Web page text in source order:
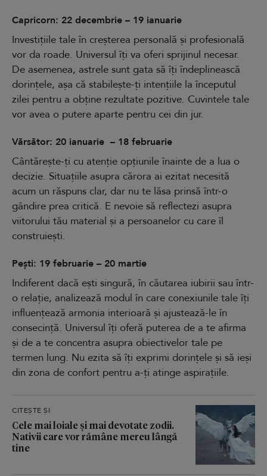
Capricorn: 22 decembrie – 19 ianuarie
Investițiile tale în creșterea personală și profesională
vor da roade. Universul îți va oferi sprijinul necesar.
De asemenea, astrele sunt gata să îți îndeplinească
dorințele, așa că stabilește-ți intențiile la începutul
zilei pentru a obține rezultate pozitive. Cuvintele tale
vor avea o putere aparte pentru cei din jur.
Vărsător: 20 ianuarie – 18 februarie
Cântărește-ți cu atenție opțiunile înainte de a lua o
decizie. Situațiile asupra cărora ai ezitat necesită
acum un răspuns clar, dar nu te lăsa prinsă într-o
gândire prea critică. E nevoie să reflectezi asupra
viitorului tău material și a persoanelor cu care îl
construiești.
Pești: 19 februarie – 20 martie
Indiferent dacă ești singură, în căutarea iubirii sau într-
o relație, analizează modul în care conexiunile tale îți
influențează armonia interioară și ajustează-le în
consecință. Universul îți oferă puterea de a te afirma
și de a te concentra asupra obiectivelor tale pe
termen lung. Nu ezita să îți exprimi dorințele și să ieși
din zona de confort pentru a-ți atinge aspirațiile.
CITEȘTE ȘI
Cele mai loiale și mai devotate zodii.
Nativii care vor rămâne mereu lângă
tine